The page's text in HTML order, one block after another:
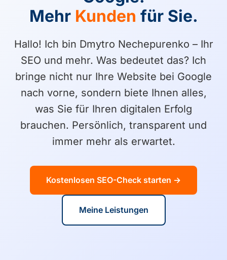
Mehr Kunden für Sie.
Hallo! Ich bin Dmytro Nechepurenko – Ihr
SEO und mehr. Was bedeutet das? Ich
bringe nicht nur Ihre Website bei Google
nach vorne, sondern biete Ihnen alles,
was Sie für Ihren digitalen Erfolg
brauchen. Persönlich, transparent und
immer mehr als erwartet.
Kostenlosen SEO-Check starten →
Meine Leistungen